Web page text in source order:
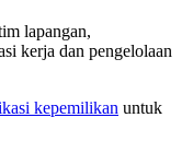
lapangan,
kerja dan pengelolaan
kepemilikan untuk